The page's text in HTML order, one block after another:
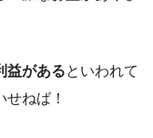
益があるといわれて
ねば！